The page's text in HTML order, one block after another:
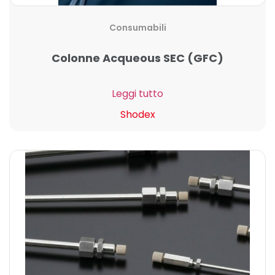
Consumabili
Colonne Acqueous SEC (GFC)
Leggi tutto
Shodex